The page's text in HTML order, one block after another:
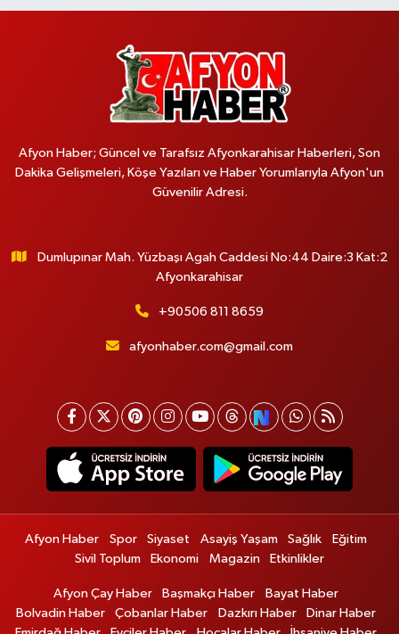
Afyon Haber; Güncel ve Tarafsız Afyonkarahisar Haberleri, Son
Dakika Gelişmeleri, Köşe Yazıları ve Haber Yorumlarıyla Afyon'un
Güvenilir Adresi.
Dumlupınar Mah. Yüzbaşı Agah Caddesi No:44 Daire:3 Kat:2
Afyonkarahisar
+90506 811 8659
afyonhaber.com@gmail.com
Afyon Haber Spor Siyaset Asayiş Yaşam Sağlık
Eğitim
Sivil Toplum
Ekonomi Magazin Etkinlikler
Afyon Çay Haber Başmakçı Haber
Bayat Haber
Bolvadin Haber
Çobanlar Haber Dazkırı Haber
Dinar Haber